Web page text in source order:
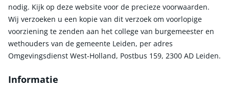
nodig. Kijk op deze website voor de precieze voorwaarden.
Wij verzoeken u een kopie van dit verzoek om voorlopige
voorziening te zenden aan het college van burgemeester en
wethouders van de gemeente Leiden, per adres
Omgevingsdienst West-Holland, Postbus 159, 2300 AD Leiden.
Informatie